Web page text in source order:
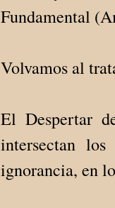
Fundamental
Volvamos al
El Despertar
intersectan
ignorancia, en